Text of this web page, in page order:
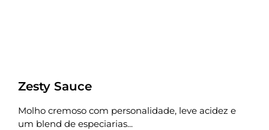
Zesty Sauce
Molho cremoso com personalidade, leve acidez e
um blend de especiarias...